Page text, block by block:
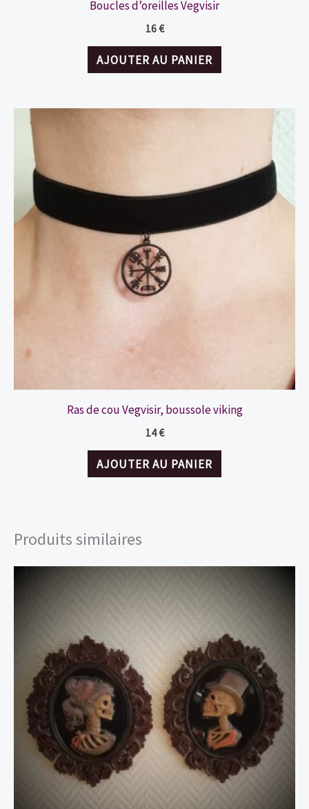
Boucles d’oreilles Vegvisir
16€
AJOUTER AU PANIER
Ras de cou Vegvisir, boussole viking
14€
AJOUTER AU PANIER
Produits similaires